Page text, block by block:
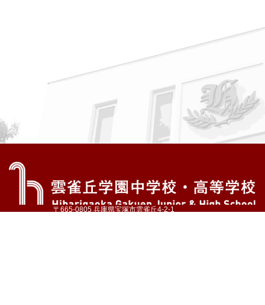
〒665-0805 兵庫県宝塚市雲雀丘4-2-1